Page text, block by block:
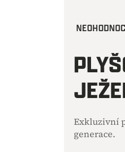
Průměrné
je
0,0
5
Exkluzivní
generace.